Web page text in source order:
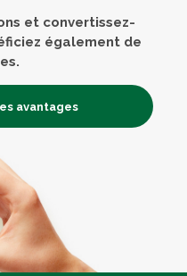
et convertissez-
également de
avantages